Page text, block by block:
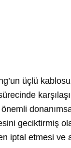
üçlü
geciktirmiş
iptal etmesi ve